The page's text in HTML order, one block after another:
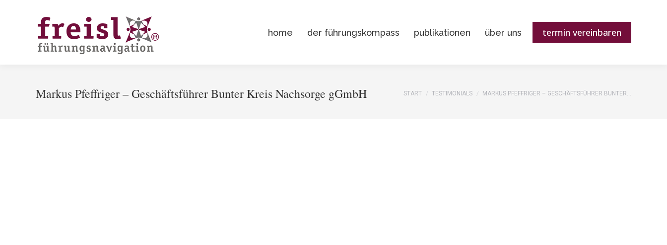
home der führungskompass publikationen über uns termin vereinbaren
Markus Pfeffriger – Geschäftsführer Bunter Kreis Nachsorge gGmbH Sie befinden sich hier:
START TESTIMONIALS MARKUS PFEFFRIGER – GESCHÄFTSFÜHRER BUNTER…